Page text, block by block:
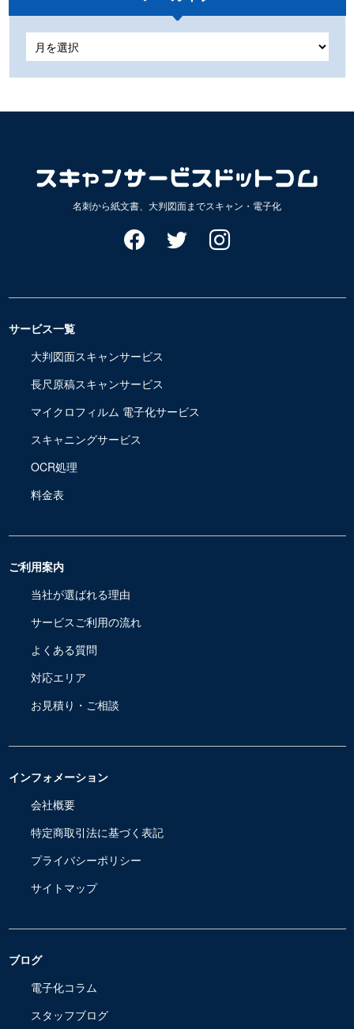
ー
名刺から紙文書、大判図面までスキャン・電子化
サービス一覧
大判図面スキャンサービス
長尺原稿スキャンサービス
マイクロフィルム 電子化サービス
スキャニングサービス
OCR処理
料金表
ご利用案内
当社が選ばれる理由
サービスご利用の流れ
よくある質問
対応エリア
お見積り・ご相談
インフォメーション
会社概要
特定商取引法に基づく表記
プライバシーポリシー
サイトマップ
ブログ
電子化コラム
スタッフブログ